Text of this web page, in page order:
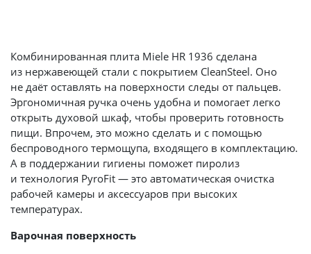
Комбинированная плита Miele HR 1936 сделана
из нержавеющей стали с покрытием CleanSteel. Оно
не даёт оставлять на поверхности следы от пальцев.
Эргономичная ручка очень удобна и помогает легко
открыть духовой шкаф, чтобы проверить готовность
пищи. Впрочем, это можно сделать и с помощью
беспроводного термощупа, входящего в комплектацию.
А в поддержании гигиены поможет пиролиз
и технология PyroFit — это автоматическая очистка
рабочей камеры и аксессуаров при высоких
температурах.
Варочная поверхность